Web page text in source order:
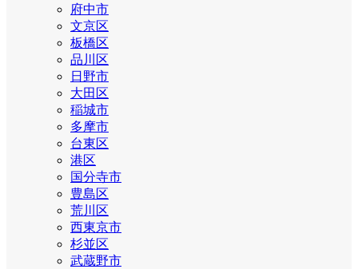
府中市
文京区
板橋区
品川区
日野市
大田区
稲城市
多摩市
台東区
港区
国分寺市
豊島区
荒川区
西東京市
杉並区
武蔵野市